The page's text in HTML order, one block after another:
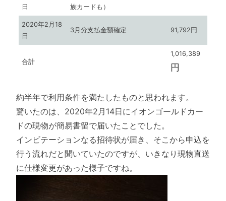
日
族カードも）
2020年2月18
日
3月分支払金額確定 91,792円
合計
1,016,389
円
約半年で利用条件を満たしたものと思われます。
驚いたのは、2020年2月14日にイオンゴールドカー
ドの現物が簡易書留で届いたことでした。
インビテーションなる招待状が届き、そこから申込を
行う流れだと聞いていたのですが、いきなり現物直送
に仕様変更があった様子ですね。